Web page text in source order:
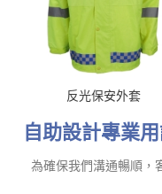
反光保安外套
自助設計專業
為確保我們溝通暢順，